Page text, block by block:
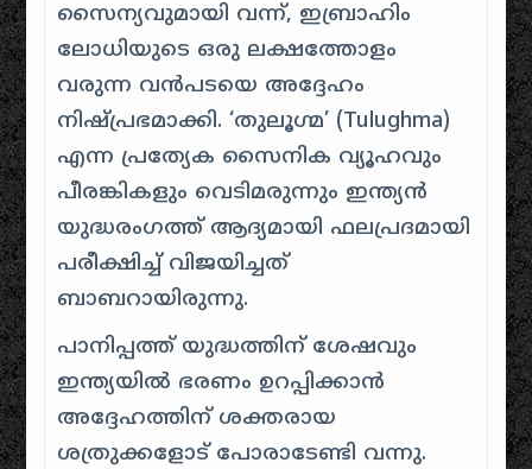
സൈന്യവുമായി വന്ന്, ഇബ്രാഹിം
ലോധിയുടെ ഒരു ലക്ഷത്തോളം
വരുന്ന വൻപടയെ അദ്ദേഹം
നിഷ്പ്രഭമാക്കി. ‘തുലൂഗ്മ’ (Tulughma)
എന്ന പ്രത്യേക സൈനിക വ്യൂഹവും
പീരങ്കികളും വെടിമരുന്നും ഇന്ത്യൻ
യുദ്ധരംഗത്ത് ആദ്യമായി ഫലപ്രദമായി
പരീക്ഷിച്ച് വിജയിച്ചത്
ബാബറായിരുന്നു.
പാനിപ്പത്ത് യുദ്ധത്തിന് ശേഷവും
ഇന്ത്യയിൽ ഭരണം ഉറപ്പിക്കാൻ
അദ്ദേഹത്തിന് ശക്തരായ
ശത്രുക്കളോട് പോരാടേണ്ടി വന്നു.